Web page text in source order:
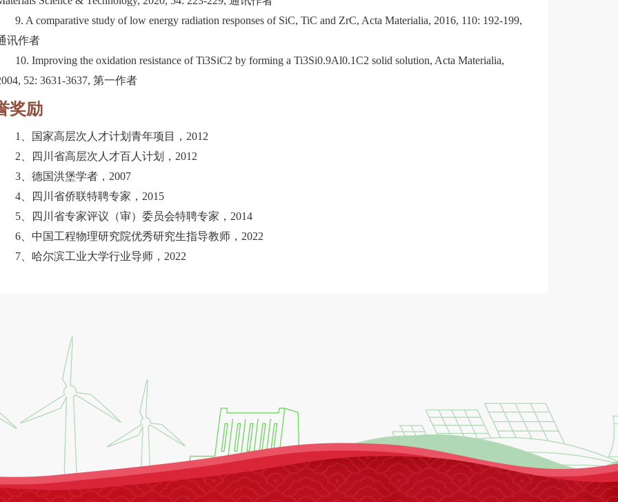
9. A comparative study of low energy radiation responses of SiC, TiC and ZrC, Acta Materialia, 2016, 110: 192-199,
讯作者
10. Improving the oxidation resistance of Ti3SiC2 by forming a Ti3Si0.9Al0.1C2 solid solution, Acta Materialia,
52: 3631-3637, 第一作者
奖励
1、国家高层次人才计划青年项目，2012
2、四川省高层次人才百人计划，2012
3、德国洪堡学者，2007
4、四川省侨联特聘专家，2015
5、四川省专家评议（审）委员会特聘专家，2014
6、中国工程物理研究院优秀研究生指导教师，2022
7、哈尔滨工业大学行业导师，2022